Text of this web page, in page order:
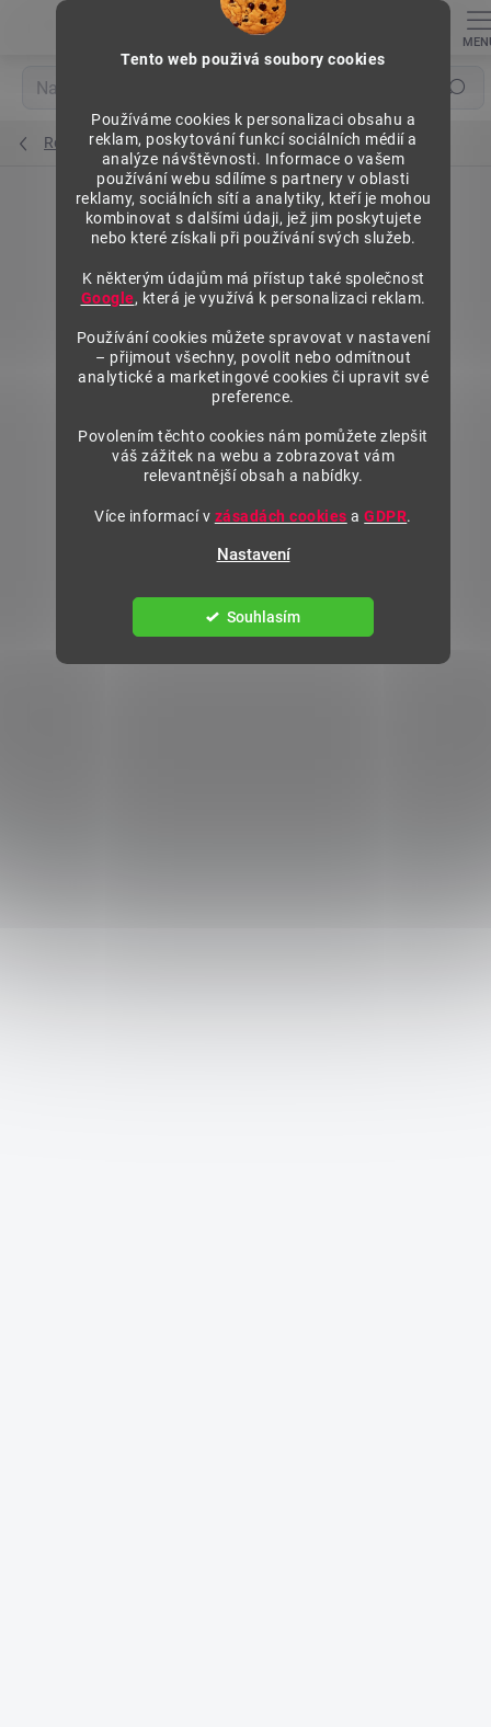
Tento web použivá soubory cookies
Používáme cookies k personalizaci obsahu a
reklam, poskytování funkcí sociálních médií a
analýze návštěvnosti. Informace o vašem
používání webu sdílíme s partnery v oblasti
reklamy, sociálních sítí a analytiky, kteří je mohou
kombinovat s dalšími údaji, jež jim poskytujete
nebo které získali při používání svých služeb.
K některým údajům má přístup také společnost
Google, která je využívá k personalizaci reklam.
Používání cookies můžete spravovat v nastavení
– přijmout všechny, povolit nebo odmítnout
analytické a marketingové cookies či upravit své
preference.
Povolením těchto cookies nám pomůžete zlepšit
váš zážitek na webu a zobrazovat vám
relevantnější obsah a nabídky.
Více informací v zásadách cookies aGDPR.
Nastavení
Souhlasím
Hledat
Regály výška 1972 mm, přídavné moduly